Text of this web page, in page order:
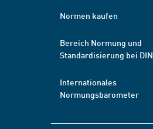
Normen kaufen
Bereich Normung und
Standardisierung bei DIN
Internationales
Normungsbarometer